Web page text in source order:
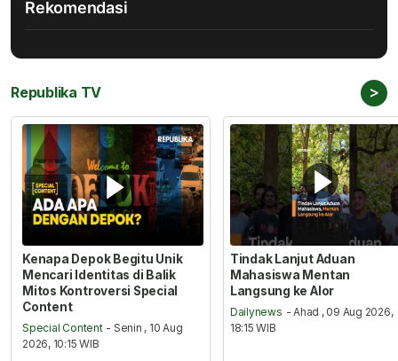
Rekomendasi
Republika TV >
Kenapa Depok Begitu Unik
Mencari Identitas di Balik
Mitos Kontroversi Special
Content
Special Content - Senin , 10 Aug
2026, 10:15 WIB
Tindak Lanjut Aduan
Mahasiswa Mentan
Langsung ke Alor
Dailynews - Ahad , 09 Aug 2026,
18:15 WIB